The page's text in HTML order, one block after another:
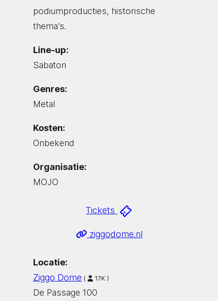
podiumproducties, historische
thema’s.
Line-up:
Sabaton
Genres:
Metal
Kosten:
Onbekend
Organisatie:
MOJO
Tickets
ziggodome.nl
Locatie:
Ziggo Dome ( 17K )
De Passage 100